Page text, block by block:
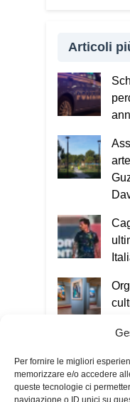
Per fornire le migliori
memorizzare e/o accedere
queste tecnologie ci
navigazione o ID unici su
Articoli